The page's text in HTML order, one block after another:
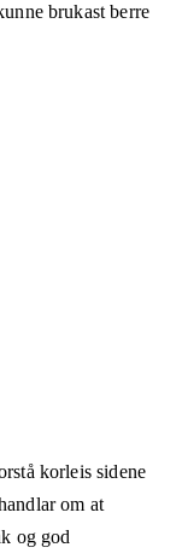
brukast berre
korleis sidene
om at
og god